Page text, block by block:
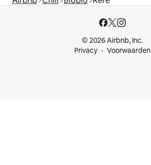
© 2026 Airbnb, Inc.
Privacy
Voorwaarden